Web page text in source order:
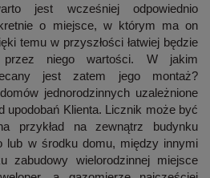
jest wcześniej odpowiednio
o miejsce, w którym ma on
temu w przyszłości łatwiej będzie
przez niego wartości. W jakim
jest zatem jego montaż?
jednorodzinnych uzależnione
upodobań Klienta. Licznik może być
przykład na zewnątrz budynku
lub w środku domu, między innymi
zabudowy wielorodzinnej miejsce